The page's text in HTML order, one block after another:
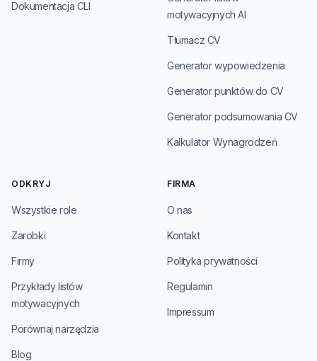
Dokumentacja CLI
motywacyjnych AI
Tłumacz CV
Generator wypowiedzenia
Generator punktów do CV
Generator podsumowania CV
Kalkulator Wynagrodzeń
ODKRYJ
Wszystkie role
Zarobki
Firmy
Przykłady listów
motywacyjnych
Porównaj narzędzia
Blog
FIRMA
O nas
Kontakt
Polityka prywatności
Regulamin
Impressum